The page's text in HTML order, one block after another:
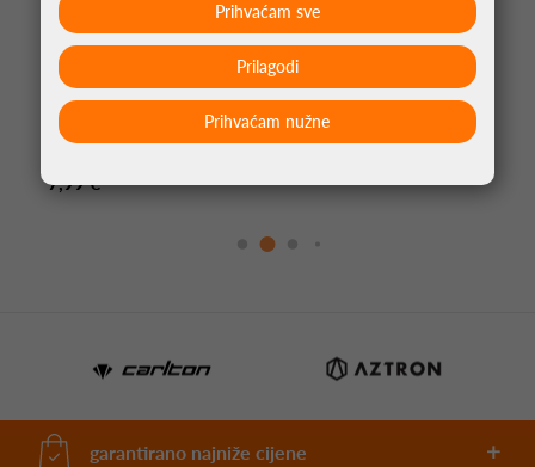
BOCA ZA VODU DUNLOP 700ML
7,99 €
garantirano najniže cijene
Prihvaćam nužne
Prilagodi
Prihvaćam sve